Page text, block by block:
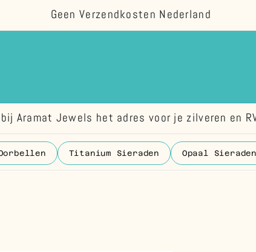
Geen Verzendkosten Nederland
Aramat Jewels het adres voor je zilveren en
Titanium Sieraden Opaal Sieraden